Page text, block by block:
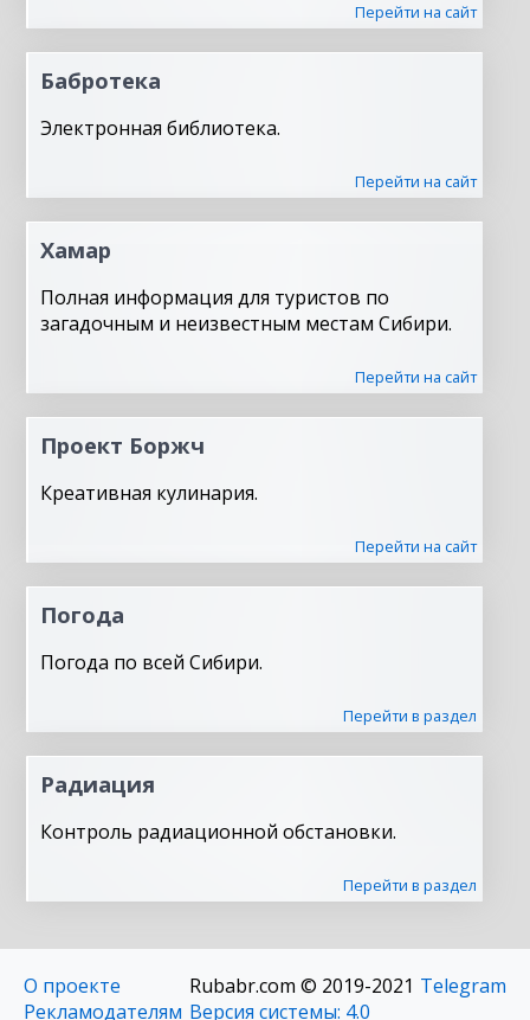
Перейти на сайт
Бабротека
Электронная библиотека.
Перейти на сайт
Хамар
Полная информация для туристов по
загадочным и неизвестным местам Сибири.
Перейти на сайт
Проект Боржч
Креативная кулинария.
Перейти на сайт
Погода
Погода по всей Сибири.
Перейти в раздел
Радиация
Контроль радиационной обстановки.
Перейти в раздел
О проекте
Рекламодателям
Rubabr.com © 2019-2021
Версия системы: 4.0
Telegram